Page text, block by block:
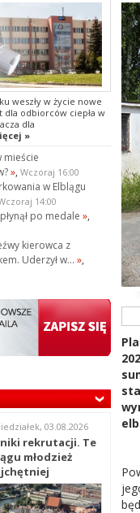
weszły w życie nowe
dla odbiorców ciepła w
dla
»
mieście
», Wczoraj 16:00
w Elblągu
14:00
po medale »,
kierowca z
Uderzył w... »,
03.08.2026
rekrutacji. Te
młodzież